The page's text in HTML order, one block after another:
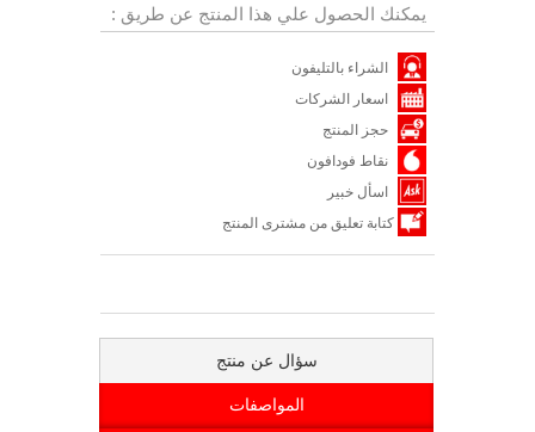
يمكنك الحصول علي هذا المنتج عن طريق :
الشراء بالتليفون
اسعار الشركات
حجز المنتج
نقاط فودافون
اسأل خبير
كتابة تعليق من مشترى المنتج
سؤال عن منتج
المواصفات